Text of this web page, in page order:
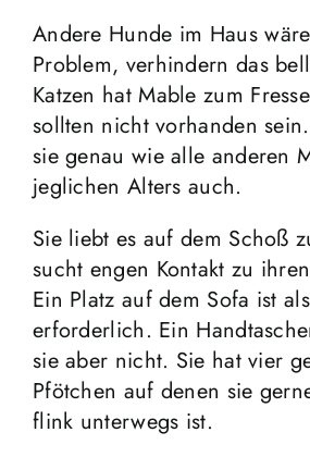
Andere Hunde im Haus
Problem, verhindern das
Katzen hat Mable zum
sollten nicht vorhanden
sie genau wie alle anderen
jeglichen Alters auch.
Sie liebt es auf dem Schoß
sucht engen Kontakt zu
Ein Platz auf dem Sofa ist
erforderlich. Ein
sie aber nicht. Sie hat vier
Pfötchen auf denen sie
flink unterwegs ist.